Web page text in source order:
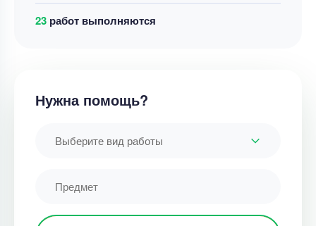
32 работ выполняются
Нужна помощь?
Выберите вид работы